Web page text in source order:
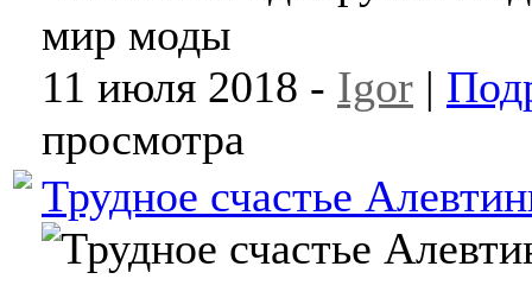
11 июля 2018 - Igor |
просмотра
Трудное счастье